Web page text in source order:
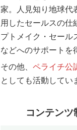
家。人見知り地球代
用したセールスの仕
プトメイク・セール
などへのサポートを
その他、ペライチ公
としても活動してい
コンテンツ